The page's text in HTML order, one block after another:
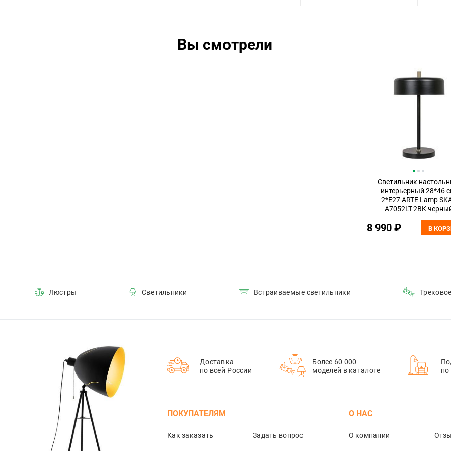
Вы смотрели
Светильник
интерьерный 28*46
2*E27 ARTE Lamp
A7052LT-2BK
8 990 ₽ В
Люстры Светильники Встраиваемые светильники
Доставка
по всей России
Более 60 000
моделей в каталоге
по
ПОКУПАТЕЛЯМ
Как заказать Задать вопрос
О НАС
О компании